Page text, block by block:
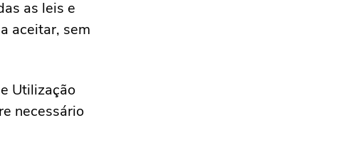
as leis e
aceitar, sem
Utilização
necessário